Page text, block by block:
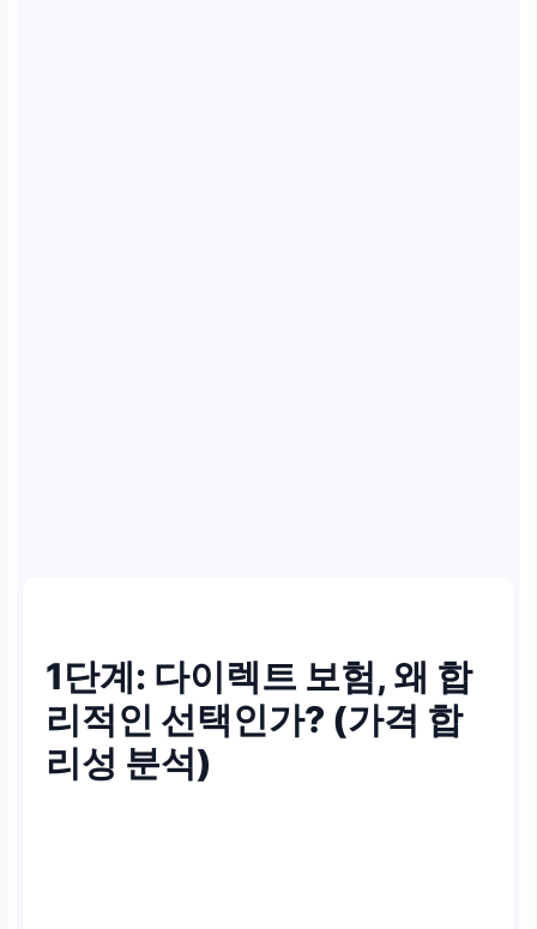
1단계: 다이렉트 보험, 왜 합
리적인 선택인가? (가격 합
리성 분석)